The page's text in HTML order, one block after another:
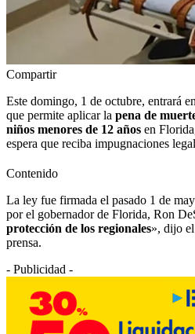
Compartir
Este domingo, 1 de octubre, entrará
que permite aplicar la pena de
niños menores de 12 años en
espera que reciba impugnaciones
Contenido
La ley fue firmada el pasado 1 de
por el gobernador de Florida, Ron
protección de los regionales», dijo
prensa.
- Publicidad -